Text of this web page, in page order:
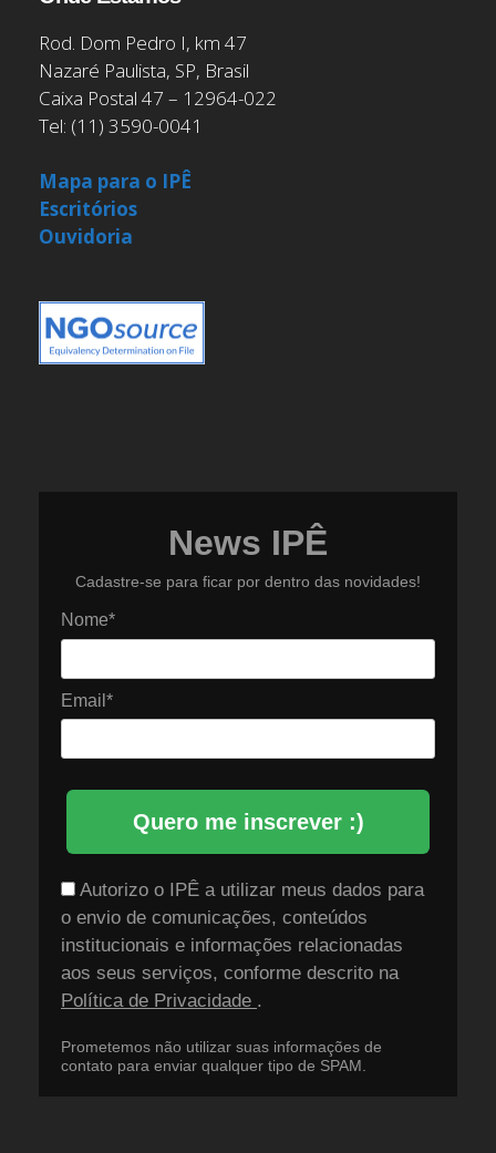
Rod. Dom Pedro I, km 47
Nazaré Paulista, SP, Brasil
Caixa Postal 47 – 12964-022
Tel: (11) 3590-0041
Mapa para o IPÊ
Escritórios
Ouvidoria
News IPÊ
Cadastre-se para ficar por dentro das novidades!
Nome*
Email*
Quero me inscrever :)
Autorizo o IPÊ a utilizar meus dados para
o envio de comunicações, conteúdos
institucionais e informações relacionadas
aos seus serviços, conforme descrito na
Política de Privacidade .
Prometemos não utilizar suas informações de
contato para enviar qualquer tipo de SPAM.